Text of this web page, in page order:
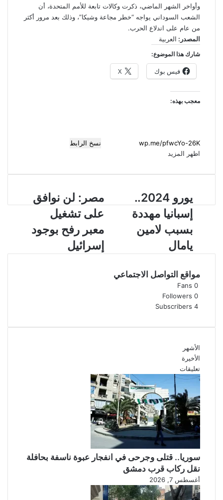
وأواخر الشهر الماضي، ذكرت وكالات تابعة للأمم المتحدة، أن
الشعب السوداني يواجه “خطر مجاعة وشيكا”، وذلك بعد مرور أكثر
من عام على اندلاع الحرب.
المصدر: العربية
شارك هذا الموضوع:
فيس بوك X
معجب بهذه:
نسخ الرابط
اظهر المزيد
ص
ر
ل
ن
ي
ل
م
ع
ب
ر
ر
ح
ج
و
مصر: لن نوافق
على تشغيل
معبر رفح بوجود
إسرائيل
و
ر
2
0
.
.
إ
س
ي
ا
م
د
ة
ب
س
ب
ل
م
ي
يورو 2024..
إسبانيا مهددة
بسبب لامين
يامال
مواقع التواصل الاجتماعي
0
Fans
0
Followers
4
Subscribers
الأشهر
الأخيرة
تعليقات
سوريا.. قتلى وجرحى في انفجار عبوة ناسفة بحافلة
نقل ركاب قرب دمشق
أغسطس 7, 2026